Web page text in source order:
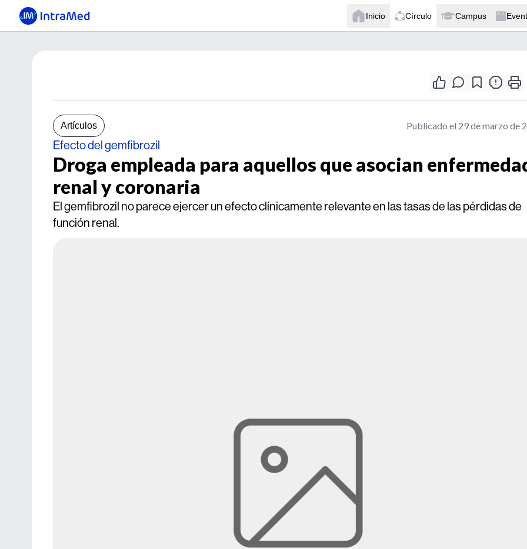
Inicio Círculo Campus
Artículos Publicado el 29 de marzo de
Efecto del gemfibrozil
Droga empleada para aquellos que asocian
renal y coronaria
El gemfibrozil no parece ejercer un efecto clínicamente relevante en las tasas de las pérdidas de
función renal.